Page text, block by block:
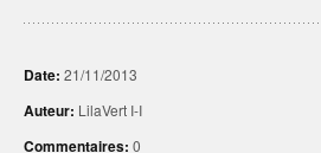
Date: 21/11/2013
Auteur: LilaVert I-I
Commentaires: 0